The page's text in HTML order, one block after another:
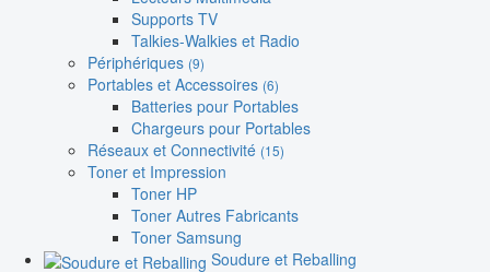
Supports TV
Talkies-Walkies et Radio
Périphériques (9)
Portables et Accessoires (6)
Batteries pour Portables
Chargeurs pour Portables
Réseaux et Connectivité (15)
Toner et Impression
Toner HP
Toner Autres Fabricants
Toner Samsung
Soudure et Reballing